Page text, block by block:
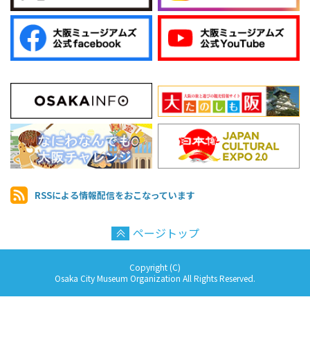
RSSによる情報配信をおこなっています
ページトップ
Copyright (C)
Osaka City Museum Organization All Rights Reserved.